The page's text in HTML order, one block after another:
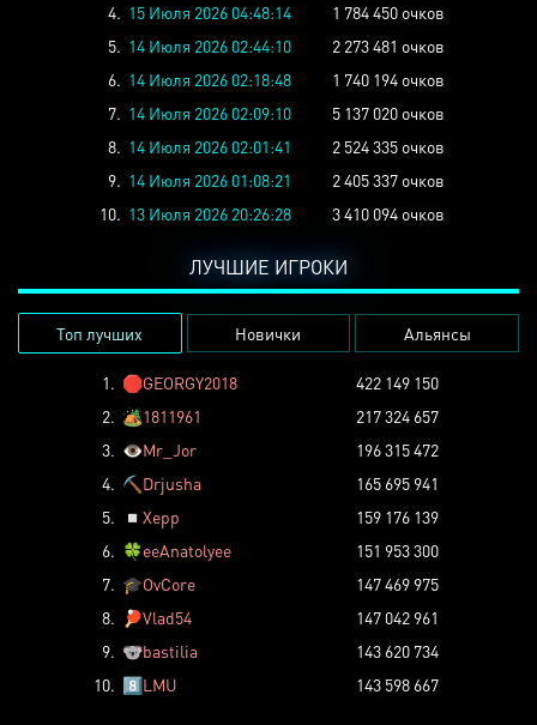
4. 15 Июля 2026 04:48:14
1 784 450 очков
5. 14 Июля 2026 02:44:10
2 273 481 очков
6. 14 Июля 2026 02:18:48
1 740 194 очков
7. 14 Июля 2026 02:09:10
5 137 020 очков
8. 14 Июля 2026 02:01:41
2 524 335 очков
9. 14 Июля 2026 01:08:21
2 405 337 очков
10. 13 Июля 2026 20:26:28 3 410 094 очков
ЛУЧШИЕ ИГРОКИ
Топ лучших Новички Альянсы
1. 🛑GEORGY2018
422 149 150
2. 🏕️1811961
217 324 657
3. 👁️Mr_Jor
196 315 472
4. ⛏️ Drjusha
165 695 941
5.
◽ Xepp
159 176 139
6. 🍀eeAnatolyee
151 953 300
7. 🎓OvCore
147 469 975
8.
🏓Vlad54
147 042 961
9. 🐨bastilia
143 620 734
10. 8️⃣LMU 143 598 667